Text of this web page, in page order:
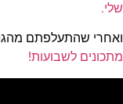
שלי.
ואחרי שהתעלפתם
מתכונים לשבועות!